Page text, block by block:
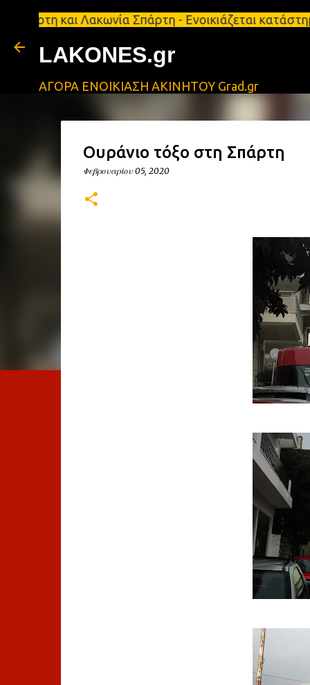
Λακωνία Σπάρτη - Ενοικιάζεται κατάστημα
LAKONES.gr
ΑΓΟΡΑ ΕΝΟΙΚΙΑΣΗ ΑΚΙΝΗΤΟΥ Grad.gr
Ουράνιο τόξο στη Σπάρτη
Φεβρουαρίου 05, 2020